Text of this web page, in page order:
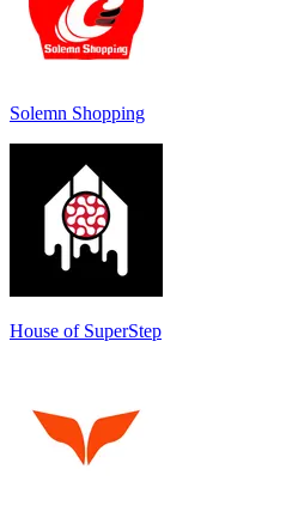
Solemn Shopping
House of SuperStep